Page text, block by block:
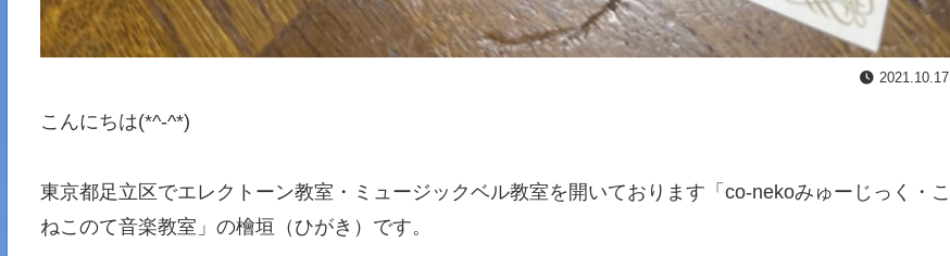
2021.10.17
こんにちは(*^-^*)
東京都足立区でエレクトーン教室・ミュージックベル教室を開いております「co-nekoみゅーじっく・こ
ねこのて音楽教室」の檜垣（ひがき）です。